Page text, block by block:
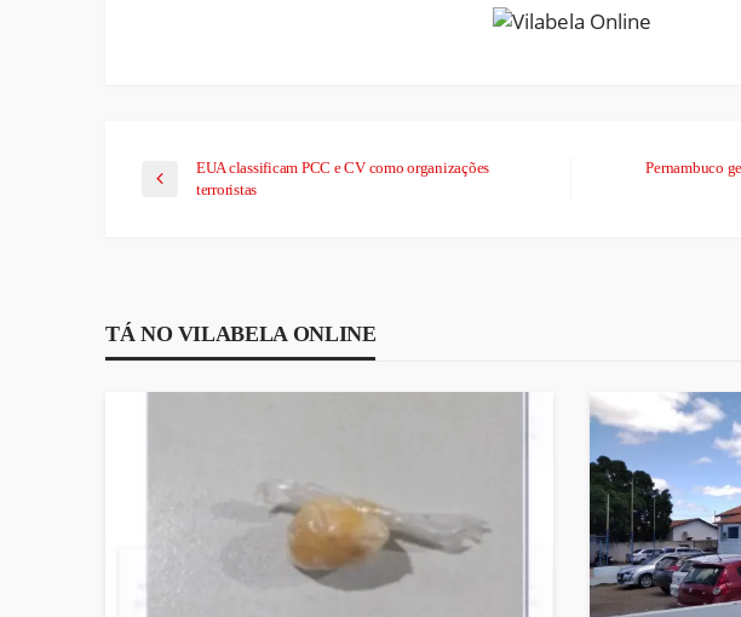
EUA classificam PCC e CV como organizações
terroristas
Pernambuco
TÁ NO VILABELA ONLINE